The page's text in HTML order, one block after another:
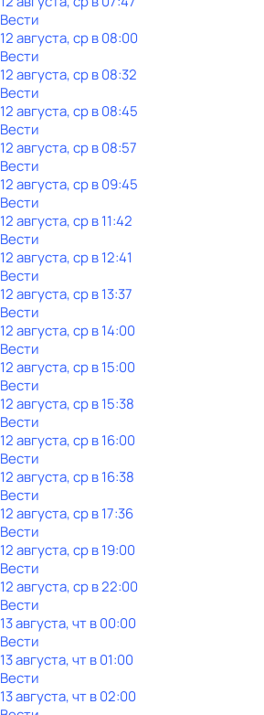
Вести
12 августа, ср в 08:00
Вести
12 августа, ср в 08:32
Вести
12 августа, ср в 08:45
Вести
12 августа, ср в 08:57
Вести
12 августа, ср в 09:45
Вести
12 августа, ср в 11:42
Вести
12 августа, ср в 12:41
Вести
12 августа, ср в 13:37
Вести
12 августа, ср в 14:00
Вести
12 августа, ср в 15:00
Вести
12 августа, ср в 15:38
Вести
12 августа, ср в 16:00
Вести
12 августа, ср в 16:38
Вести
12 августа, ср в 17:36
Вести
12 августа, ср в 19:00
Вести
12 августа, ср в 22:00
Вести
13 августа, чт в 00:00
Вести
13 августа, чт в 01:00
Вести
13 августа, чт в 02:00